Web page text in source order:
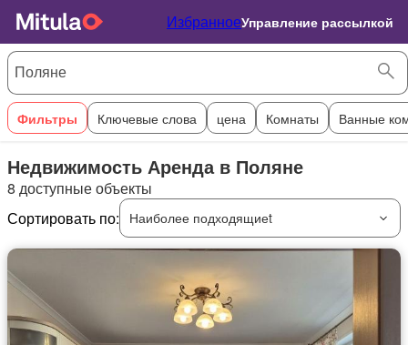
ИзбранноеУправление рассылкой
Фильтры Ключевые слова цена Комнаты Ванные
Недвижимость Аренда в Поляне
8 доступные объекты
Сортировать по:
Наиболее подходящиеt